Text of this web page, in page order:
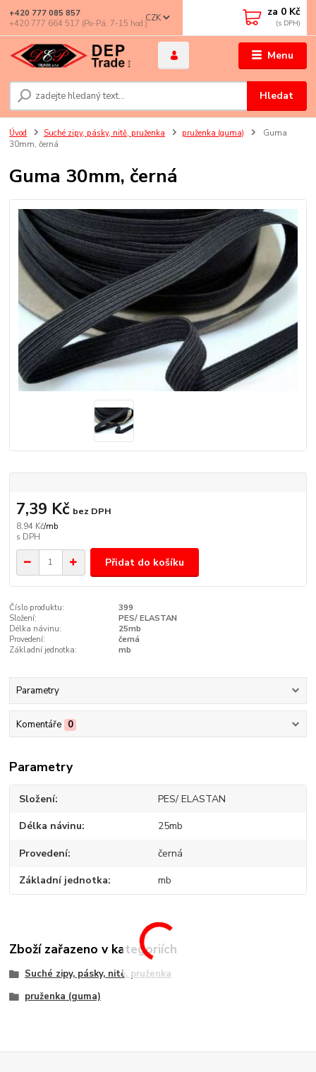
Menu
CZK
Hledat
+420 777 085 857
+420 777 664 517 (Po-Pá, 7-15 hod.)
za 0 Kč
Úvod Suché zipy, pásky, nitě, pruženka pruženka (guma)
Guma
30mm, černá
Guma 30mm, černá
8,94 Kč/mb
7,39 Kč bez DPH
Přidat do košíku
Číslo produktu:
399
Složení:
PES/ ELASTAN
Délka návinu:
25mb
Provedení:
černá
Základní jednotka:
mb
Parametry
Komentáře 0
Parametry
Složení PES/ ELASTAN
Délka návinu 25mb
Provedení černá
Základní jednotka mb
Zboží zařazeno v kategoriích
Suché zipy, pásky, nitě, pruženka
pruženka (guma)